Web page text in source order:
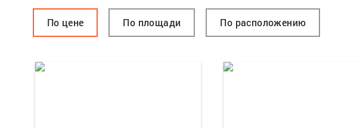
По цене По площади По расположению